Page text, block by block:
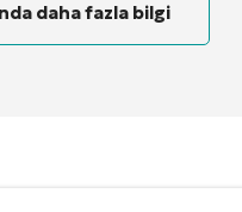
daha fazla bilgi